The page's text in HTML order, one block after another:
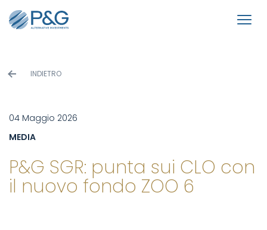
INDIETRO
04 Maggio 2026
MEDIA
P&G SGR: punta sui CLO con
il nuovo fondo ZOO 6